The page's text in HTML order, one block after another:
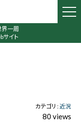
一周
サイト
カテゴリ :近況
80 views